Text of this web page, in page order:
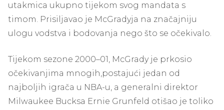
utakmica ukupno tijekom svog mandata s
timom. Prisiljavao je McGradyja na značajniju
ulogu vodstva i bodovanja nego što se očekivalo.
Tijekom sezone 2000–01, McGrady je prkosio
očekivanjima mnogih,postajući jedan od
najboljih igrača u NBA-u, a generalni direktor
Milwaukee Bucksa Ernie Grunfeld otišao je toliko